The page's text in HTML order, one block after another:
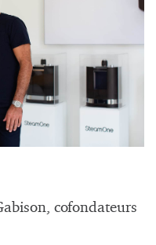
cofondateurs